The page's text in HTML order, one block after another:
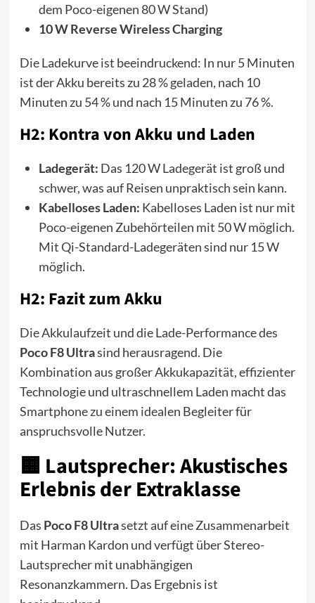
dem Poco-eigenen 80 W Stand)
10 W Reverse Wireless Charging
Die Ladekurve ist beeindruckend: In nur 5 Minuten
ist der Akku bereits zu 28 % geladen, nach 10
Minuten zu 54 % und nach 15 Minuten zu 76 %.
H2: Kontra von Akku und Laden
Ladegerät: Das 120 W Ladegerät ist groß und
schwer, was auf Reisen unpraktisch sein kann.
Kabelloses Laden: Kabelloses Laden ist nur mit
Poco-eigenen Zubehörteilen mit 50 W möglich.
Mit Qi-Standard-Ladegeräten sind nur 15 W
möglich.
H2: Fazit zum Akku
Die Akkulaufzeit und die Lade-Performance des
Poco F8 Ultrasind herausragend. Die
Kombination aus großer Akkukapazität, effizienter
Technologie und ultraschnellem Laden macht das
Smartphone zu einem idealen Begleiter für
anspruchsvolle Nutzer.
🟧 Lautsprecher: Akustisches
Erlebnis der Extraklasse
Das Poco F8 Ultrasetzt auf eine Zusammenarbeit
mit Harman Kardon und verfügt über Stereo-
Lautsprecher mit unabhängigen
Resonanzkammern. Das Ergebnis ist